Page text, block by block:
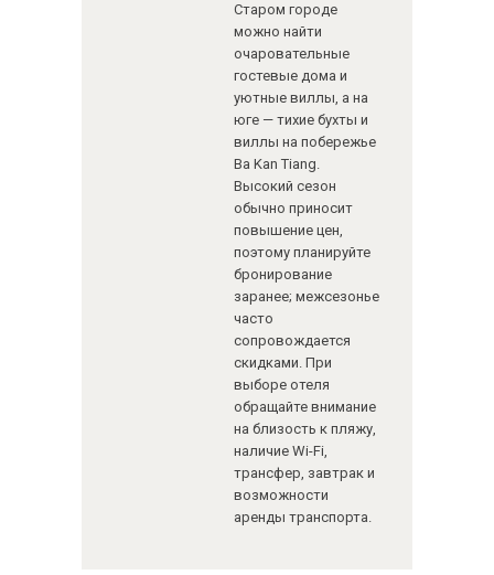
Старом городе
можно найти
очаровательные
гостевые дома и
уютные виллы, а на
юге — тихие бухты и
виллы на побережье
Ba Kan Tiang.
Высокий сезон
обычно приносит
повышение цен,
поэтому планируйте
бронирование
заранее; межсезонье
часто
сопровождается
скидками. При
выборе отеля
обращайте внимание
на близость к пляжу,
наличие Wi-Fi,
трансфер, завтрак и
возможности
аренды транспорта.